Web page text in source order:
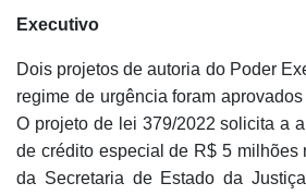
Executivo
Dois projetos de autoria do Poder
regime de urgência foram
O projeto de lei 379/2022 solicita a
de crédito especial de R$ 5 milhões
da Secretaria de Estado da